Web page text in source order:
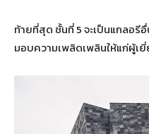
ท้ายที่สุด ชั้นที่ 5 จะเป็นแกลอรี
มอบความเพลิดเพลินให้แก่ผู้เ